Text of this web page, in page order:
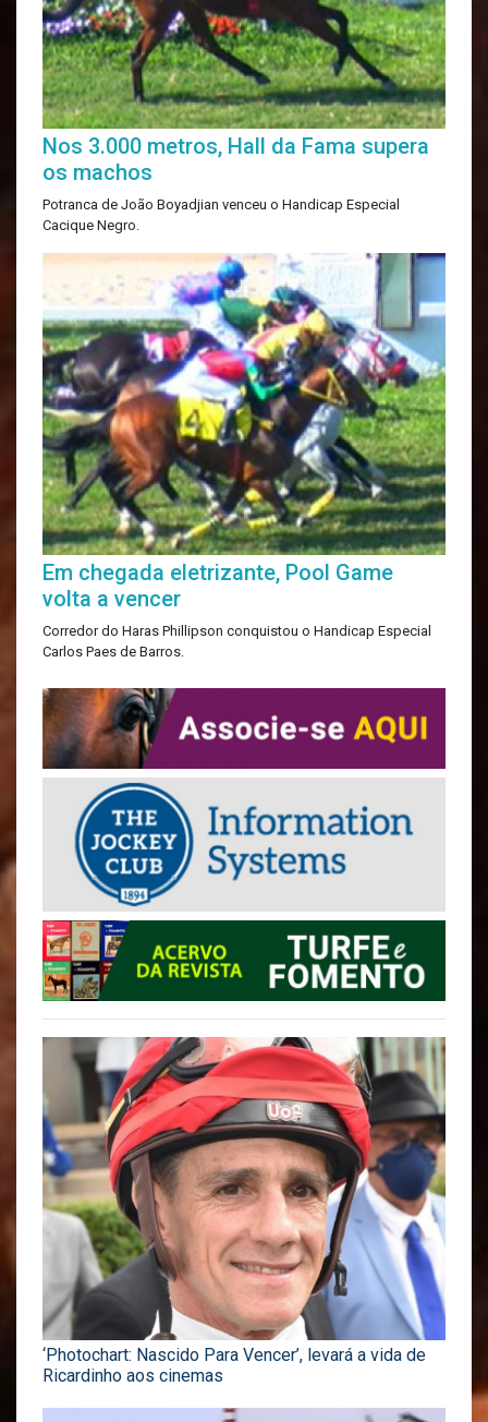
Nos 3.000 metros, Hall da Fama supera
os machos
Potranca de João Boyadjian venceu o Handicap Especial
Cacique Negro.
Em chegada eletrizante, Pool Game
volta a vencer
Corredor do Haras Phillipson conquistou o Handicap Especial
Carlos Paes de Barros.
‘Photochart: Nascido Para Vencer’, levará a vida de
Ricardinho aos cinemas